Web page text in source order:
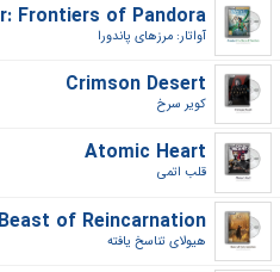
Frontiers of Pandora
آواتار: مرزهای پاندورا‎
Crimson Desert
کویر سرخ‎
Atomic Heart
قلب اتمی‎
Beast of Reincarnation
هیولای تناسخ یافته‎